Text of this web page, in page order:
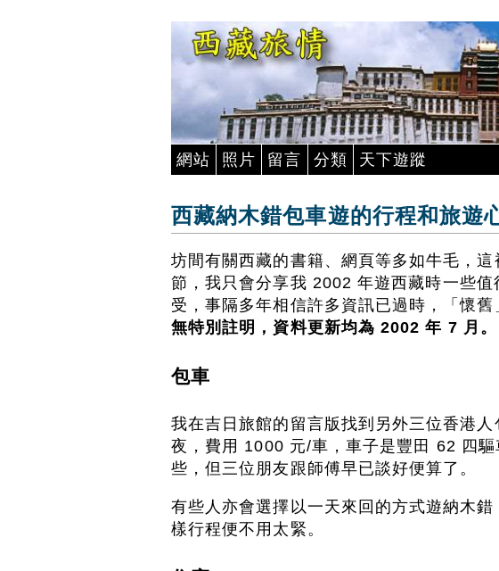
網站 照片 留言 分類 天下遊蹤
西藏納木錯包車遊的行程和旅遊
坊間有關西藏的書籍、網頁等多如牛毛，
節，我只會分享我 2002 年遊西藏時一些
受，事隔多年相信許多資訊已過時，「懷舊
無特別註明，資料更新均為 2002 年 7 月。
包車
我在吉日旅館的留言版找到另外三位香港
夜，費用 1000 元/車，車子是豐田 62 四
些，但三位朋友跟師傅早已談好便算了。
有些人亦會選擇以一天來回的方式遊納木
樣行程便不用太緊。